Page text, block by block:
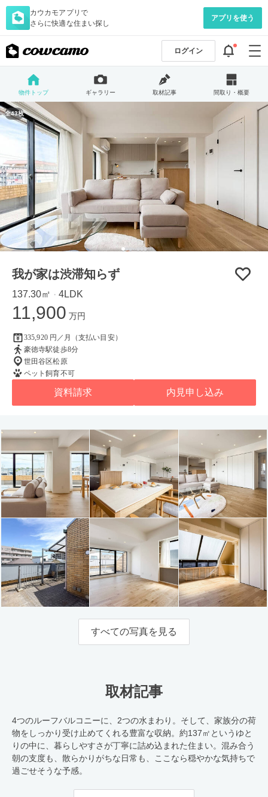
カウカモアプリで
さらに快適な住まい探し
アプリを使う
ログイン
物件トップ ギャラリー 取材記事 間取り・概要
全43枚
我が家は渋滞知らず
137.30㎡ ・ 4LDK
11,900 万円
335,920 円／月（支払い目安）
豪徳寺駅徒歩8分
世田谷区松原
ペット飼育不可
資料請求 内見申し込み
すべての写真を見る
取材記事
4つのルーフバルコニーに、2つの水まわり。そして、家族分の荷
物をしっかり受け止めてくれる豊富な収納。約137㎡というゆと
りの中に、暮らしやすさが丁寧に詰め込まれた住まい。混み合う
朝の支度も、散らかりがちな日常も、ここなら穏やかな気持ちで
過ごせそうな予感。